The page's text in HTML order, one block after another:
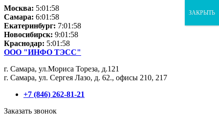
Москва: 5:01:58
Самара: 6:01:58
Екатеринбург: 7:01:58
Новосибирск: 9:01:58
Краснодар: 5:01:58
ООО "ИНФО ТЭСС"
г. Самара, ул.Мориса Тореза, д.121
г. Самара, ул. Сергея Лазо, д. 62., офисы 210, 217
+7 (846) 262-81-21
Заказать звонок
ЗАКРЫТЬ